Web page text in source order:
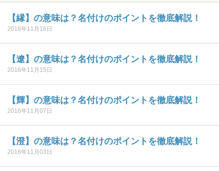
【縁】の意味は？名付けのポイントを徹底解説！
2016年11月16日
【遼】の意味は？名付けのポイントを徹底解説！
2016年11月15日
【輝】の意味は？名付けのポイントを徹底解説！
2016年11月07日
【澄】の意味は？名付けのポイントを徹底解説！
2016年11月03日